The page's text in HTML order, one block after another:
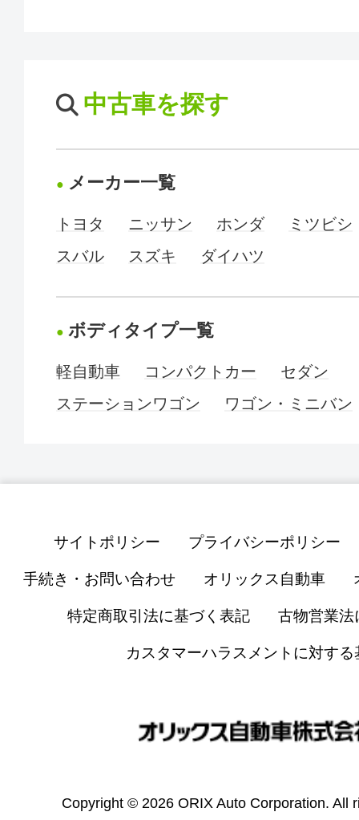
中古車を探す
メーカー一覧
トヨタ ニッサン ホンダ
ミツビシ
スバル
スズキ ダイハツ
ボディタイプ一覧
軽自動車 コンパクトカー
セダン
ステーションワゴン
ワゴン・ミニバン
サイトポリシー プライバシーポリシー
手続き・お問い合わせ オリックス自動車
特定商取引法に基づく表記 古物営業法
カスタマーハラスメントに対する
Copyright © 2026 ORIX Auto Corporation. All